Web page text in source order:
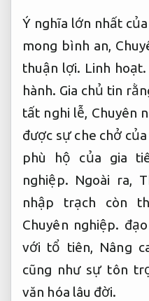
Ý nghĩa lớn nhất
mong bình an,
thuận lợi. Linh hoạt.
hành. Gia chủ tin
tất nghi lễ, Chuyên
được sự che chở
phù hộ của gia
nghiệp. Ngoài ra,
nhập trạch còn
Chuyên nghiệp.
với tổ tiên, Nâng
cũng như sự tôn
văn hóa lâu đời.